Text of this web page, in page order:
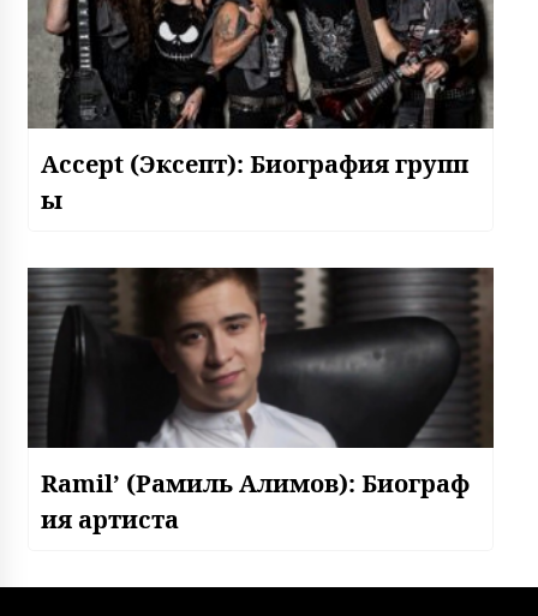
Accept (Эксепт): Биография групп
ы
Ramil’ (Рамиль Алимов): Биограф
ия артиста